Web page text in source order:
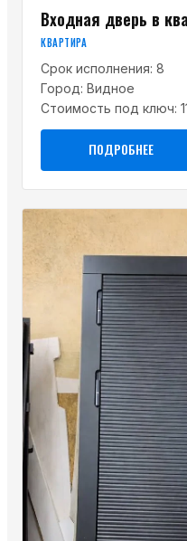
Входная дверь в
КВАРТИРА
Срок исполнения: 8
Город: Видное
Стоимость под ключ:
ПОДРОБНЕЕ